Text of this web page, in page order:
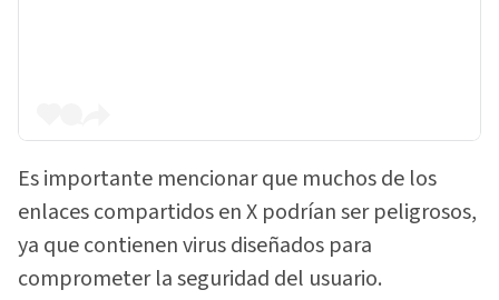
Es importante mencionar que muchos de los
enlaces compartidos en X podrían ser peligrosos,
ya que contienen virus diseñados para
comprometer la seguridad del usuario.